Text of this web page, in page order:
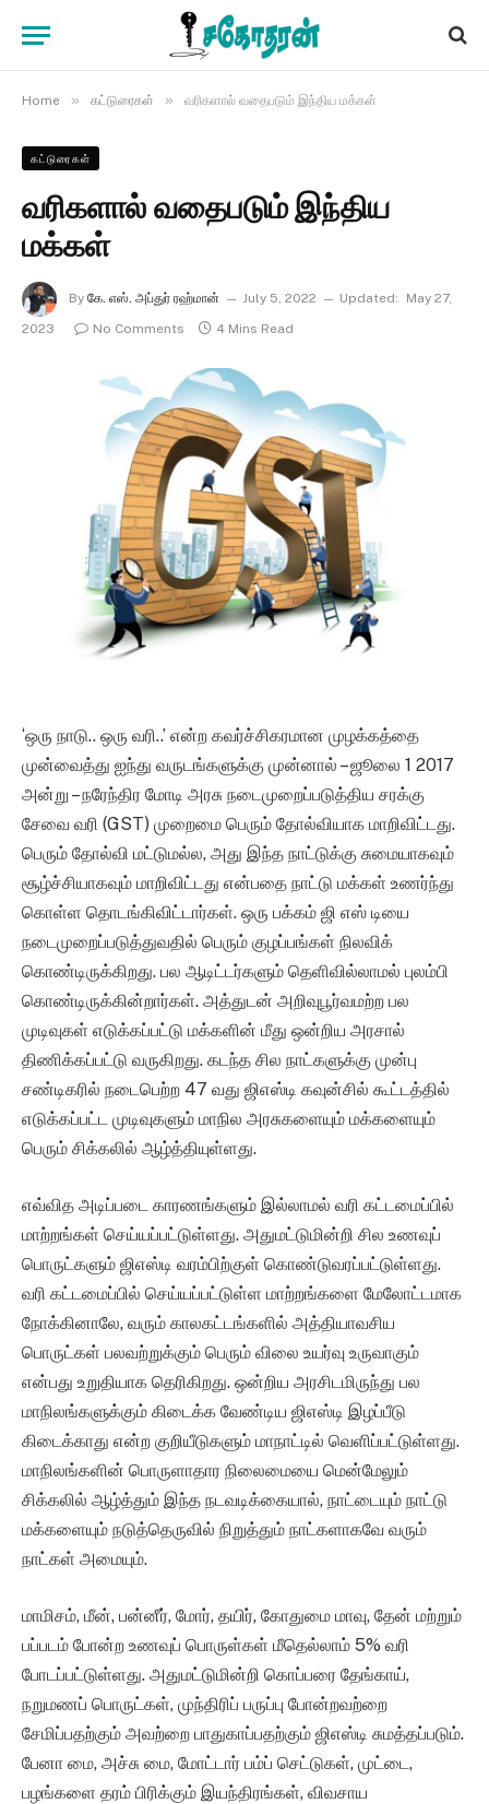
Home » கட்டுரைகள் » வரிகளால் வதைபடும் இந்திய மக்கள்
கட்டுரைகள்
வரிகளால் வதைபடும் இந்திய
மக்கள்
By கே. எஸ். அப்துர் ரஹ்மான் July 5, 2022 Updated:
May 27,
2023
No Comments 4 Mins Read
‘ஒரு நாடு.. ஒரு வரி..’ என்ற கவர்ச்சிகரமான முழக்கத்தை
முன்வைத்து ஐந்து வருடங்களுக்கு முன்னால் – ஜூலை 1 2017
அன்று – நரேந்திர மோடி அரசு நடைமுறைப்படுத்திய சரக்கு
சேவை வரி (GST) முறைமை பெரும் தோல்வியாக மாறிவிட்டது.
பெரும் தோல்வி மட்டுமல்ல, அது இந்த நாட்டுக்கு சுமையாகவும்
சூழ்ச்சியாகவும் மாறிவிட்டது என்பதை நாட்டு மக்கள் உணர்ந்து
கொள்ள தொடங்கிவிட்டார்கள். ஒரு பக்கம் ஜி எஸ் டியை
நடைமுறைப்படுத்துவதில் பெரும் குழப்பங்கள் நிலவிக்
கொண்டிருக்கிறது. பல ஆடிட்டர்களும் தெளிவில்லாமல் புலம்பி
கொண்டிருக்கின்றார்கள். அத்துடன் அறிவுபூர்வமற்ற பல
முடிவுகள் எடுக்கப்பட்டு மக்களின் மீது ஒன்றிய அரசால்
திணிக்கப்பட்டு வருகிறது. கடந்த சில நாட்களுக்கு முன்பு
சண்டிகரில் நடைபெற்ற 47 வது ஜிஎஸ்டி கவுன்சில் கூட்டத்தில்
எடுக்கப்பட்ட முடிவுகளும் மாநில அரசுகளையும் மக்களையும்
பெரும் சிக்கலில் ஆழ்த்தியுள்ளது.
எவ்வித அடிப்படை காரணங்களும் இல்லாமல் வரி கட்டமைப்பில்
மாற்றங்கள் செய்யப்பட்டுள்ளது. அதுமட்டுமின்றி சில உணவுப்
பொருட்களும் ஜிஎஸ்டி வரம்பிற்குள் கொண்டுவரப்பட்டுள்ளது.
வரி கட்டமைப்பில் செய்யப்பட்டுள்ள மாற்றங்களை மேலோட்டமாக
நோக்கினாலே, வரும் காலகட்டங்களில் அத்தியாவசிய
பொருட்கள் பலவற்றுக்கும் பெரும் விலை உயர்வு உருவாகும்
என்பது உறுதியாக தெரிகிறது. ஒன்றிய அரசிடமிருந்து பல
மாநிலங்களுக்கும் கிடைக்க வேண்டிய ஜிஎஸ்டி இழப்பீடு
கிடைக்காது என்ற குறியீடுகளும் மாநாட்டில் வெளிப்பட்டுள்ளது.
மாநிலங்களின் பொருளாதார நிலைமையை மென்மேலும்
சிக்கலில் ஆழ்த்தும் இந்த நடவடிக்கையால், நாட்டையும் நாட்டு
மக்களையும் நடுத்தெருவில் நிறுத்தும் நாட்களாகவே வரும்
நாட்கள் அமையும்.
மாமிசம், மீன், பன்னீர், மோர், தயிர், கோதுமை மாவு, தேன் மற்றும்
பப்படம் போன்ற உணவுப் பொருள்கள் மீதெல்லாம் 5% வரி
போடப்பட்டுள்ளது. அதுமட்டுமின்றி கொப்பரை தேங்காய்,
நறுமணப் பொருட்கள், முந்திரிப் பருப்பு போன்றவற்றை
சேமிப்பதற்கும் அவற்றை பாதுகாப்பதற்கும் ஜிஎஸ்டி சுமத்தப்படும்.
பேனா மை, அச்சு மை, மோட்டார் பம்ப் செட்டுகள், முட்டை,
பழங்களை தரம் பிரிக்கும் இயந்திரங்கள், விவசாய